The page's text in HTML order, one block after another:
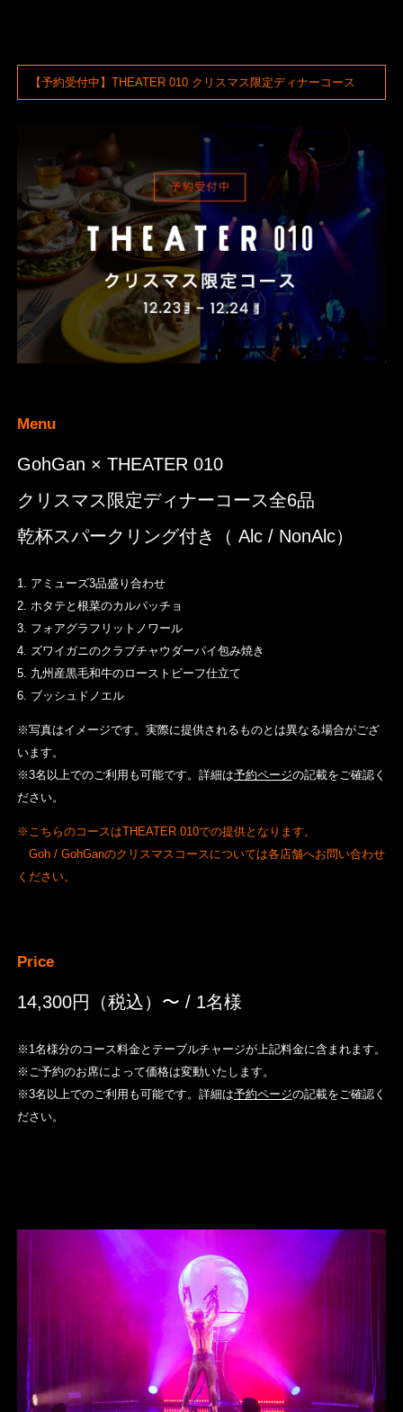
【予約受付中】THEATER 010 クリスマス限定ディナーコース
Menu
GohGan × THEATER 010
クリスマス限定ディナーコース全6品
乾杯スパークリング付き（ Alc / NonAlc）
1. アミューズ3品盛り合わせ
2. ホタテと根菜のカルパッチョ
3. フォアグラフリットノワール
4. ズワイガニのクラブチャウダーパイ包み焼き
5. 九州産黒毛和牛のローストビーフ仕立て
6. ブッシュドノエル
※写真はイメージです。実際に提供されるものとは異なる場合がござ
います。
※3名以上でのご利用も可能です。詳細は予約ページの記載をご確認く
ださい。
※こちらのコースはTHEATER 010での提供となります。
Goh / GohGanのクリスマスコースについては各店舗へお問い合わせ
ください。
Price
14,300円（税込）〜 / 1名様
※1名様分のコース料金とテーブルチャージが上記料金に含まれます。
※ご予約のお席によって価格は変動いたします。
※3名以上でのご利用も可能です。詳細は予約ページの記載をご確認く
ださい。